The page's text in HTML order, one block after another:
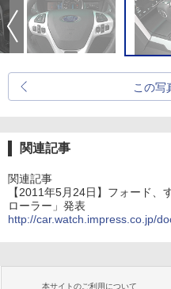
この写
関連記事
関連記事
【2011年5月24日】フォード
ローラー」発表
http://car.watch.impress.co.jp/
本サイトのご利用について